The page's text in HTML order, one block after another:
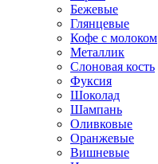
Бежевые
Глянцевые
Кофе с молоком
Металлик
Слоновая кость
Фуксия
Шоколад
Шампань
Оливковые
Оранжевые
Вишневые